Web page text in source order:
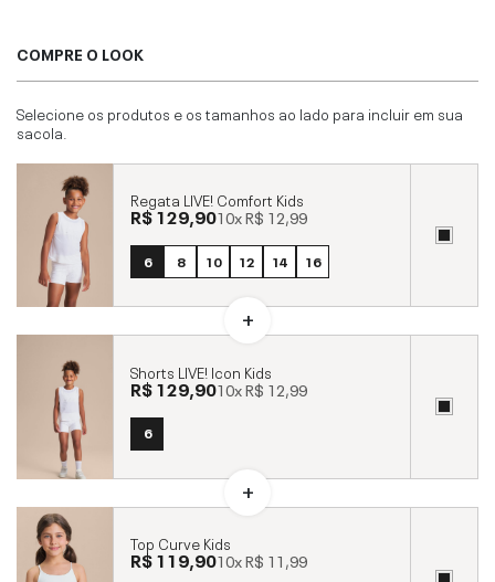
COMPRE O LOOK
Selecione os produtos e os tamanhos ao lado para incluir em sua
sacola.
Regata LIVE! Comfort Kids
R$ 129,9010xR$ 12,99
6 8 10 12 14 16
Shorts LIVE! Icon Kids
R$ 129,9010xR$ 12,99
6
Top Curve Kids
R$ 119,9010xR$ 11,99